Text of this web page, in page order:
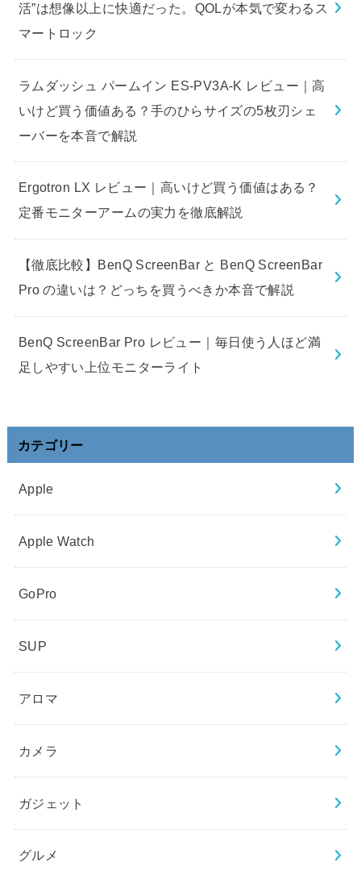
活”は想像以上に快適だった。QOLが本気で変わるス
マートロック
ラムダッシュ パームイン ES-PV3A-K レビュー｜高
いけど買う価値ある？手のひらサイズの5枚刃シェ
ーバーを本音で解説
Ergotron LX レビュー｜高いけど買う価値はある？
定番モニターアームの実力を徹底解説
【徹底比較】BenQ ScreenBar と BenQ ScreenBar
Pro の違いは？どっちを買うべきか本音で解説
BenQ ScreenBar Pro レビュー｜毎日使う人ほど満
足しやすい上位モニターライト
カテゴリー
Apple
Apple Watch
GoPro
SUP
アロマ
カメラ
ガジェット
グルメ